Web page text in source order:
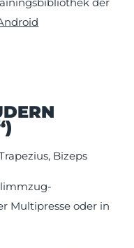
Bizeps
Multipresse oder in